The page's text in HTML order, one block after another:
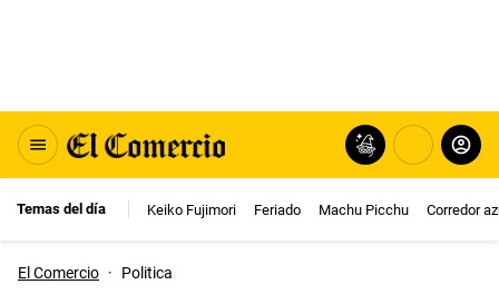
Temas del día Keiko Fujimori Feriado Machu Picchu Corredor
El Comercio · Politica